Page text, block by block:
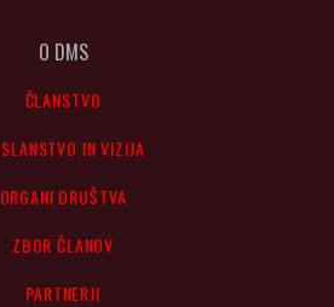
O DMS
ČLANSTVO
IN VIZIJA
ORGANI DRUŠTVA
ZBOR ČLANOV
PARTNERJI